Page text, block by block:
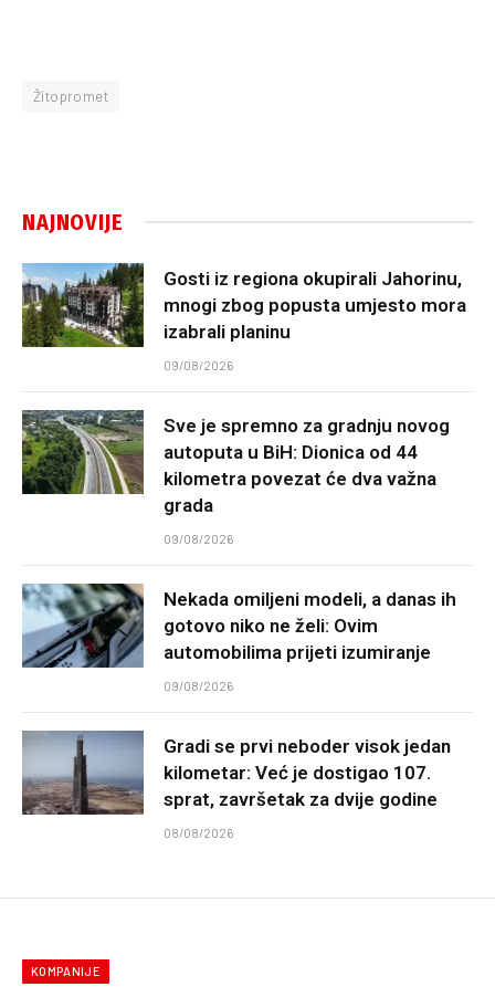
Žitopromet
NAJNOVIJE
Gosti iz regiona okupirali Jahorinu,
mnogi zbog popusta umjesto mora
izabrali planinu
09/08/2026
Sve je spremno za gradnju novog
autoputa u BiH: Dionica od 44
kilometra povezat će dva važna
grada
09/08/2026
Nekada omiljeni modeli, a danas ih
gotovo niko ne želi: Ovim
automobilima prijeti izumiranje
09/08/2026
Gradi se prvi neboder visok jedan
kilometar: Već je dostigao 107.
sprat, završetak za dvije godine
08/08/2026
KOMPANIJE